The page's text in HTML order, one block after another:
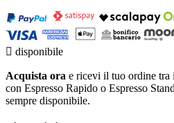
 disponibile
Acquista ora e ricevi il tuo ordine tra
con Espresso Rapido o Espresso
sempre disponibile.